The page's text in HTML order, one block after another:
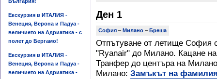
Екскурзия в ИТАЛИЯ -
Венеция, Верона и Падуа -
величието на Адриатика - с
полет до Бергамо!
Екскурзия в ИТАЛИЯ -
Венеция, Верона и Падуа -
величието на Адриатика -
Ден 1
София – Милано – Бреша
Отпътуване от летище София
"Ryanair" до Милано. Кацане
Транфер до центъра на
Милано: Замъкът на